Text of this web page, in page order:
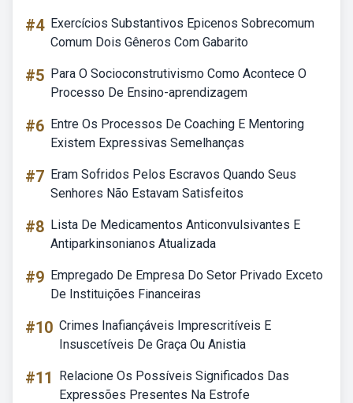
#4 Exercícios Substantivos Epicenos Sobrecomum
Comum Dois Gêneros Com Gabarito
#5 Para O Socioconstrutivismo Como Acontece O
Processo De Ensino-aprendizagem
#6 Entre Os Processos De Coaching E Mentoring
Existem Expressivas Semelhanças
#7 Eram Sofridos Pelos Escravos Quando Seus
Senhores Não Estavam Satisfeitos
#8 Lista De Medicamentos Anticonvulsivantes E
Antiparkinsonianos Atualizada
#9 Empregado De Empresa Do Setor Privado Exceto
De Instituições Financeiras
#10 Crimes Inafiançáveis Imprescritíveis E
Insuscetíveis De Graça Ou Anistia
#11
Relacione Os Possíveis Significados Das
Expressões Presentes Na Estrofe